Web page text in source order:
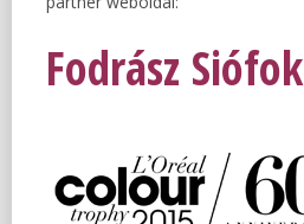
Fodrász Siófok